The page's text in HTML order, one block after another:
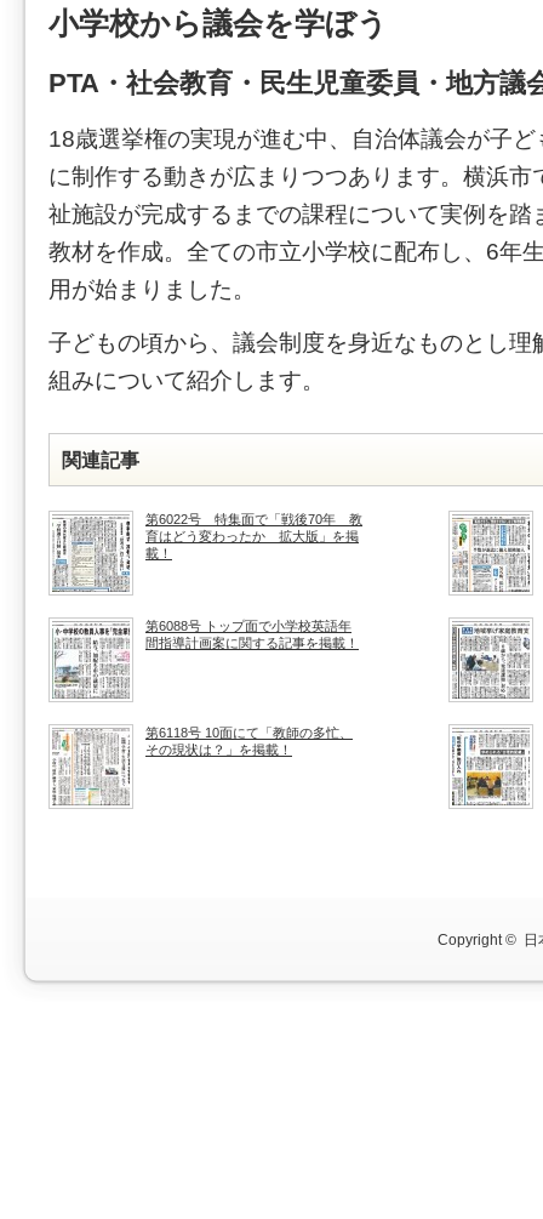
小学校から議会を学ぼう
PTA・社会教育・民生児童委員・地方議
18歳選挙権の実現が進む中、自治体議会が子
に制作する動きが広まりつつあります。横浜市
祉施設が完成するまでの課程について実例を踏
教材を作成。全ての市立小学校に配布し、6年
用が始まりました。
子どもの頃から、議会制度を身近なものとし理
組みについて紹介します。
関連記事
第6022号 特集面で「戦後70年 教
育はどう変わったか 拡大版」を掲
載！
第6088号 トップ面で小学校英語年
間指導計画案に関する記事を掲載！
第6118号 10面にて「教師の多忙、
その現状は？」を掲載！
Copyright © 日